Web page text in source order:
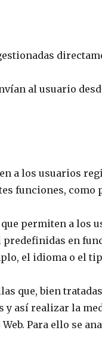
al usuario
a los usuarios
funciones, como
que permiten a los
en
el idioma o el
que, bien
así realizar la
Para ello se